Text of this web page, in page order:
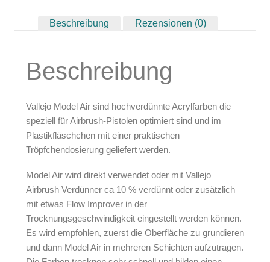
Zubehör & Ausstattung
Leerbehälter & Mischzubehör
Gutscheine
X
Beschreibung Rezensionen (0)
Beschreibung
Vallejo Model Air sind hochverdünnte Acrylfarben die
speziell für Airbrush-Pistolen optimiert sind und im
Plastikfläschchen mit einer praktischen
Tröpfchendosierung geliefert werden.
Model Air wird direkt verwendet oder mit Vallejo
Airbrush Verdünner ca 10 % verdünnt oder zusätzlich
mit etwas Flow Improver in der
Trocknungsgeschwindigkeit eingestellt werden können.
Es wird empfohlen, zuerst die Oberfläche zu grundieren
und dann Model Air in mehreren Schichten aufzutragen.